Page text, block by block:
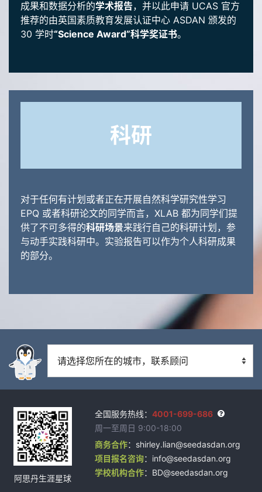
成果和数据分析的学术报告，并以此申请 UCAS 官方
推荐的由英国素质教育发展认证中心 ASDAN 颁发的
30 学时“Science Award”科学奖证书。
科研
对于任何有计划或者正在开展自然科学研究性学习
EPQ 或者科研论文的同学而言，XLAB 都为同学们提
供了不可多得的科研场景来践行自己的科研计划，参
与动手实践科研中。实验报告可以作为个人科研成果
的部分。
阿思丹生涯星球
全国服务热线： 4001-699-686
周一至周日 9:00-18:00
商务合作：shirley.lian@seedasdan.org
项目报名咨询：info@seedasdan.org
学校机构合作：BD@seedasdan.org